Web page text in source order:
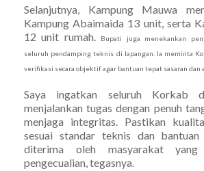
Selanjutnya, Kampung Mauwa
Kampung Abaimaida 13 unit, serta
12 unit rumah.
Bupati juga menekankan
seluruh pendamping teknis di lapangan. Ia meminta
verifikasi secara objektif agar bantuan tepat sasaran dan
Saya ingatkan seluruh Korkab
menjalankan tugas dengan penuh
menjaga integritas. Pastikan
sesuai standar teknis dan
diterima oleh masyarakat
pengecualian, tegasnya.